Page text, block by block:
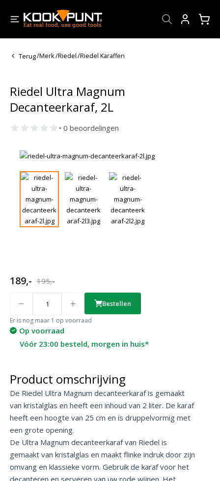
Terug/Merk/Riedel/Riedel Karaffen
Riedel Ultra Magnum
Decanteerkaraf, 2L
• 0 beoordelingen
189,- 195,-
Er is nog maar 1 op voorraad
Bestellen
Op voorraad
Vóór 23:00 besteld, morgen in huis*
Product omschrijving
De Riedel Ultra Magnum decanteerkaraf is gemaakt
van kristalglas en heeft een inhoud van 2 liter. De karaf
heeft een hoogte van 25 cm en is druppelvormig met
een grote opening.
De Ultra Magnum decanteerkaraf van Riedel is
gemaakt van kristalglas en maakt flinke indruk door zijn
omvang en klassieke vorm. Gebruik de karaf voor het
decanteren en serveren van uw rode wijnen. Het